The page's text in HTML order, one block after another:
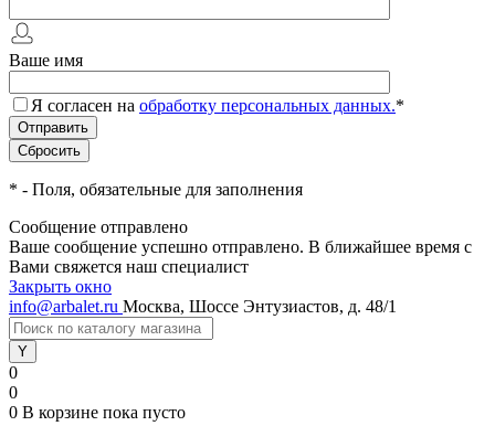
Ваше имя
Я согласен на обработку персональных данных.*
* - Поля, обязательные для заполнения
Сообщение отправлено
Ваше сообщение успешно отправлено. В ближайшее время с
Вами свяжется наш специалист
Закрыть окно
info@arbalet.ru Москва, Шоссе Энтузиастов, д. 48/1
0
0
0 В корзине пока пусто